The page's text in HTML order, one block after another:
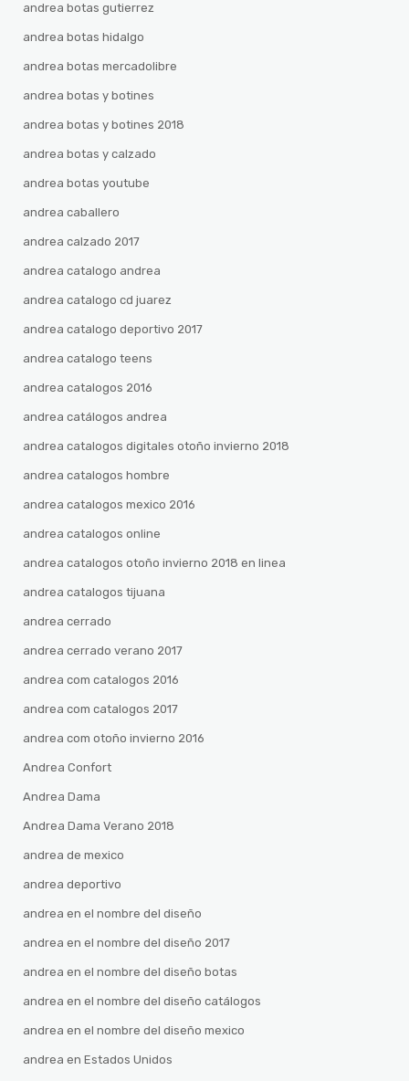
andrea botas gutierrez
andrea botas hidalgo
andrea botas mercadolibre
andrea botas y botines
andrea botas y botines 2018
andrea botas y calzado
andrea botas youtube
andrea caballero
andrea calzado 2017
andrea catalogo andrea
andrea catalogo cd juarez
andrea catalogo deportivo 2017
andrea catalogo teens
andrea catalogos 2016
andrea catálogos andrea
andrea catalogos digitales otoño invierno 2018
andrea catalogos hombre
andrea catalogos mexico 2016
andrea catalogos online
andrea catalogos otoño invierno 2018 en linea
andrea catalogos tijuana
andrea cerrado
andrea cerrado verano 2017
andrea com catalogos 2016
andrea com catalogos 2017
andrea com otoño invierno 2016
Andrea Confort
Andrea Dama
Andrea Dama Verano 2018
andrea de mexico
andrea deportivo
andrea en el nombre del diseño
andrea en el nombre del diseño 2017
andrea en el nombre del diseño botas
andrea en el nombre del diseño catálogos
andrea en el nombre del diseño mexico
andrea en Estados Unidos